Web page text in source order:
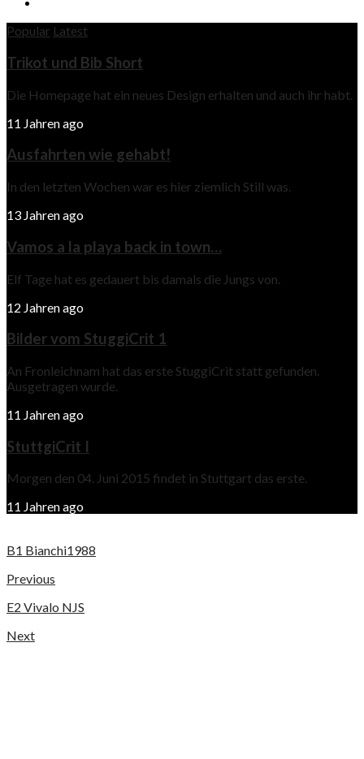
Popular Latest
Trikot und Bib Short
Die Homepage hat ein neues Design erhalten und auch ihr habt.
11 Jahren ago
Ausfahrten wie gehabt!
In den letzten Wochen war es hier ziemlich Still was.
13 Jahren ago
Vamos a la playa back in town…
Elf Tage hat es gedauert bis damals die Jungs von.
12 Jahren ago
Bilder vom StuggiCrit 1
An Fronleichnam hat das erste StuggiCrit statt gefunden.
Ausgetragen wurde.
11 Jahren ago
StuttgiCrit I
Morgen den 04. Juni 2015 findet in Stuttgart das erste.
11 Jahren ago
B1 Bianchi1988
Previous
E2 Vivalo NJS
Next